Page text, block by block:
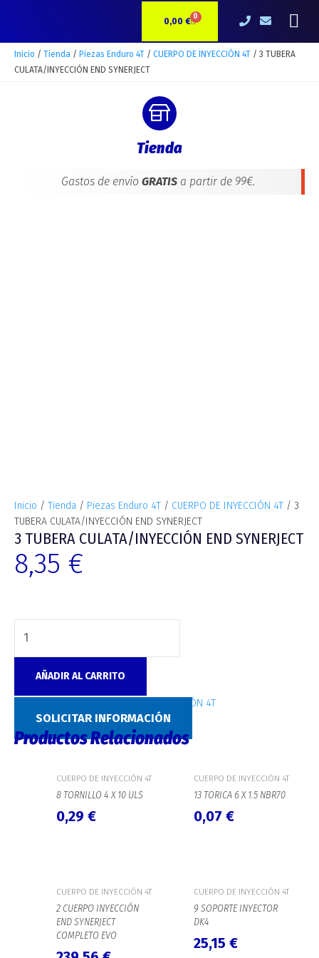
0,00 € 0CARRITO
Inicio / Tienda / Piezas Enduro 4T / CUERPO DE INYECCIÓN 4T / 3 TUBERA
CULATA/INYECCIÓN END SYNERJECT
Tienda
Gastos de envío GRATISa partir de 99€.
Inicio / Tienda / Piezas Enduro 4T / CUERPO DE INYECCIÓN 4T / 3
TUBERA CULATA/INYECCIÓN END SYNERJECT
3 TUBERA CULATA/INYECCIÓN END SYNERJECT
8,35 €
END
SYNERJECT
AÑADIR AL CARRITO
CUERPO DE INYECCIÓN 4T
SOLICITAR INFORMACIÓN
Productos Relacionados
CUERPO DE INYECCIÓN 4T
8 TORNILLO 4 X 10 ULS
0,29 €
CUERPO DE INYECCIÓN 4T
13 TORICA 6 X 1.5 NBR70
0,07 €
CUERPO DE INYECCIÓN 4T
2 CUERPO INYECCIÓN
END SYNERJECT
COMPLETO EVO
CUERPO DE INYECCIÓN 4T
9 SOPORTE INYECTOR
DK4
25,15 €